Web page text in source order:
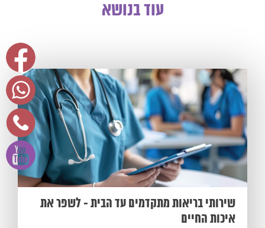
עוד בנושא
שירותי בריאות מתקדמים עד הבית - לשפר את
איכות החיים